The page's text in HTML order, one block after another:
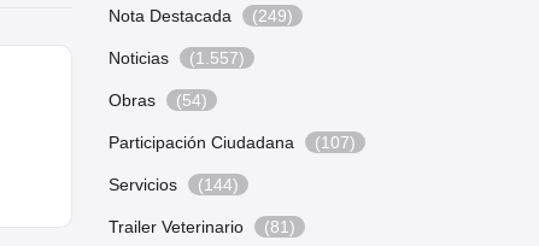
Nota Destacada (249)
Noticias (1.557)
Obras (54)
Participación Ciudadana (107)
Servicios (144)
Trailer Veterinario (81)